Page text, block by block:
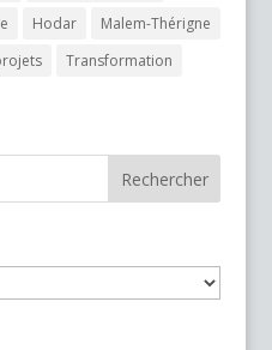
Hodar
Malem-Thérigne
Transformation